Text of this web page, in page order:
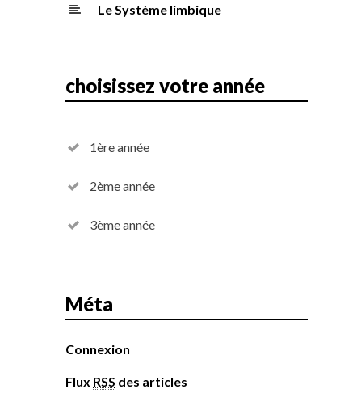
Le Système limbique
choisissez votre année
1ère année
2ème année
3ème année
Méta
Connexion
Flux RSS des articles